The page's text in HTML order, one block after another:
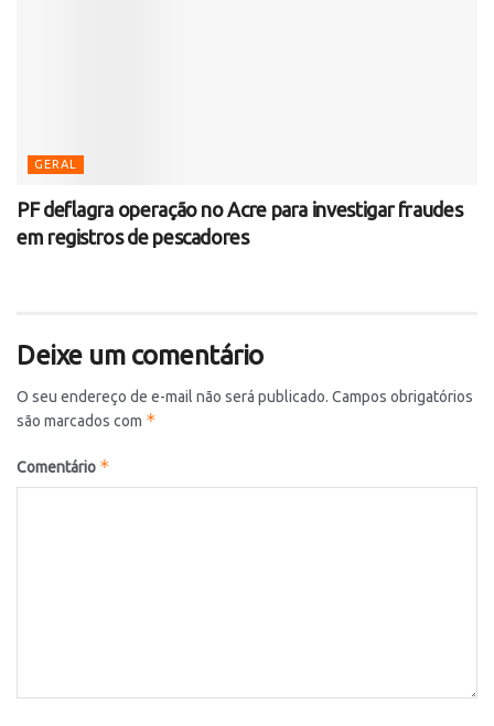
GERAL
PF deflagra operação no Acre para investigar fraudes
em registros de pescadores
Deixe um comentário
O seu endereço de e-mail não será publicado. Campos obrigatórios
são marcados com *
Comentário *